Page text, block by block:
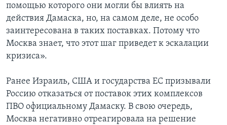
помощью которого они могли бы влиять на
действия Дамаска, но, на самом деле, не особо
заинтересована в таких поставках. Потому что
Москва знает, что этот шаг приведет к эскалации
кризиса».
Ранее Израиль, США и государства ЕС призывали
Россию отказаться от поставок этих комплексов
ПВО официальному Дамаску. В свою очередь,
Москва негативно отреагировала на решение